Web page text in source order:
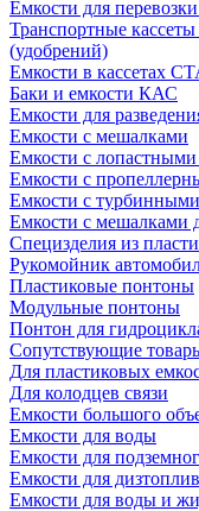
Емкости для
Транспортные
(удобрений)
Емкости в кассетах
Баки и емкости КАС
Емкости для
Емкости с мешалками
Емкости с
Емкости с
Емкости с
Емкости с мешалками
Специзделия из
Рукомойник
Пластиковые понтоны
Модульные понтоны
Понтон для
Сопутствующие
Для пластиковых
Для колодцев связи
Емкости большого
Емкости для воды
Емкости для
Емкости для
Емкости для воды и